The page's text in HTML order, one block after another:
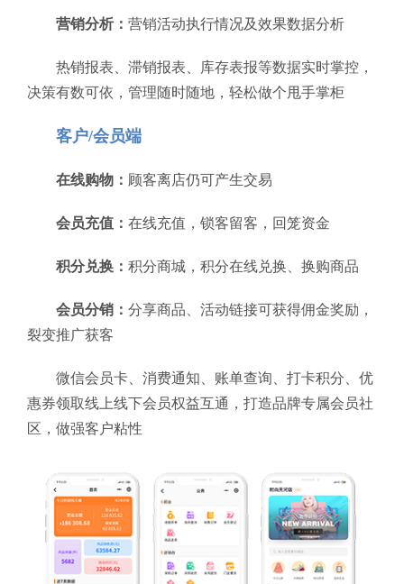
营销分析： 营销活动执行情况及效果数据分析
热销报表、滞销报表、库存表报等数据实时掌控，
决策有数可依，管理随时随地，轻松做个甩手掌柜
客户/会员端
在线购物： 顾客离店仍可产生交易
会员充值： 在线充值，锁客留客，回笼资金
积分兑换： 积分商城，积分在线兑换、换购商品
会员分销： 分享商品、活动链接可获得佣金奖励，
裂变推广获客
微信会员卡、消费通知、账单查询、打卡积分、优
惠券领取线上线下会员权益互通，打造品牌专属会员社
区，做强客户粘性